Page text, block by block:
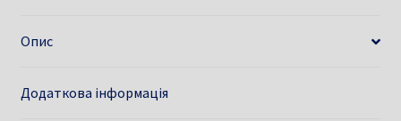
Опис
Додаткова інформація